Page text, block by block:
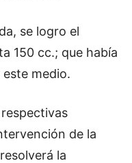
se logro el
150 cc.; que había
medio.
de la
la